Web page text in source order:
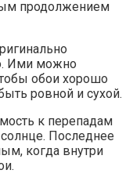
продолжением
Ими можно
обои хорошо
ровной и сухой.
к перепадам
Последнее
когда внутри